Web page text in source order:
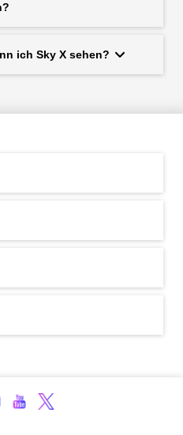
ich Sky X sehen?